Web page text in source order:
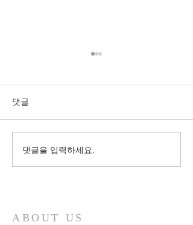
댓글
댓글을 입력하세요.
ABOUT US